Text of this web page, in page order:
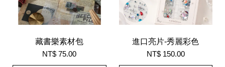
藏書樂素材包
NT$ 75.00
進口亮片-秀麗彩色
NT$ 150.00